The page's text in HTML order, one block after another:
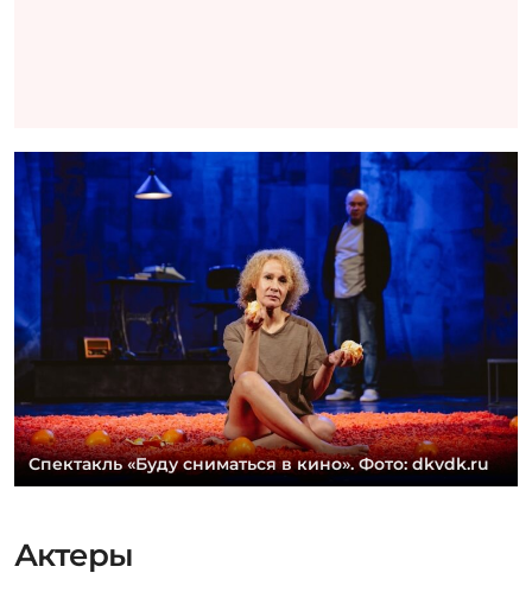
Спектакль «Буду сниматься в кино». Фото: dkvdk.ru
Актеры